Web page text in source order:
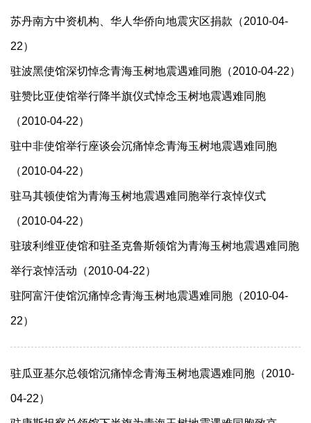
苏丹南方中资机构、华人华侨向地震灾区捐款（2010-04-
22）
驻波黑使馆深切悼念青海玉树地震遇难同胞（2010-04-22）
驻赞比亚使馆举行降半旗仪式悼念玉树地震遇难同胞
（2010-04-22）
驻中非使馆举行座谈会沉痛悼念青海玉树地震遇难同胞
（2010-04-22）
驻马其顿使馆为青海玉树地震遇难同胞举行哀悼仪式
（2010-04-22）
驻玻利维亚使馆和驻圣克鲁斯领馆为青海玉树地震遇难同胞
举行哀悼活动（2010-04-22）
驻阿富汗使馆沉痛悼念青海玉树地震遇难同胞（2010-04-
22）
驻瓜亚基尔总领馆沉痛悼念青海玉树地震遇难同胞（2010-
04-22）